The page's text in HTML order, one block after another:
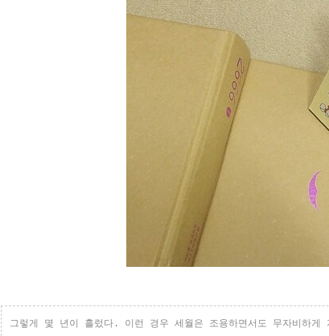
그렇게 몇 년이 흘렀다 . 이런 경우 세월은 조용하면서도 무자비하게